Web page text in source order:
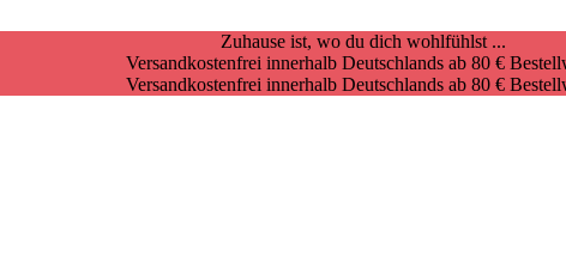
Zuhause ist, wo du dich wohlfühlst ...
Versandkostenfrei innerhalb Deutschlands ab 80 €
Versandkostenfrei innerhalb Deutschlands ab 80 €